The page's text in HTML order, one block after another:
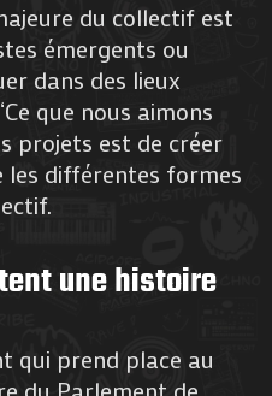
du collectif est
émergents ou
dans des lieux
que nous aimons
projets est de créer
les différentes formes
une histoire
qui prend place au